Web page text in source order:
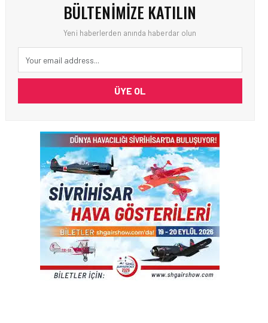
BÜLTENIMIZE KATILIN
Yeni haberlerden anında haberdar olun
ÜYE OL